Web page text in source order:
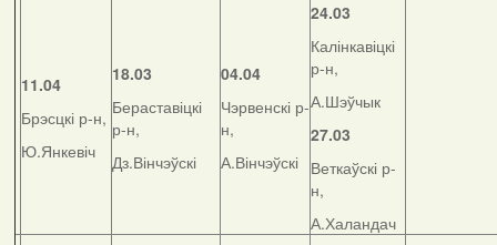
11.04
Брэсцкі р-н,
Ю.Янкевіч
18.03
Бераставіцкі
р-н,
Дз.Вінчэўскі
04.04
Чэрвенскі р-
н,
А.Вінчэўскі
24.03
Калінкавіцкі
р-н,
А.Шэўчык
27.03
Веткаўскі р-
н,
А.Халандач